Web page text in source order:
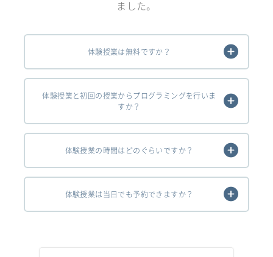
ました。
体験授業は無料ですか？
体験授業と初回の授業からプログラミングを行いま
すか？
体験授業の時間はどのぐらいですか？
体験授業は当日でも予約できますか？